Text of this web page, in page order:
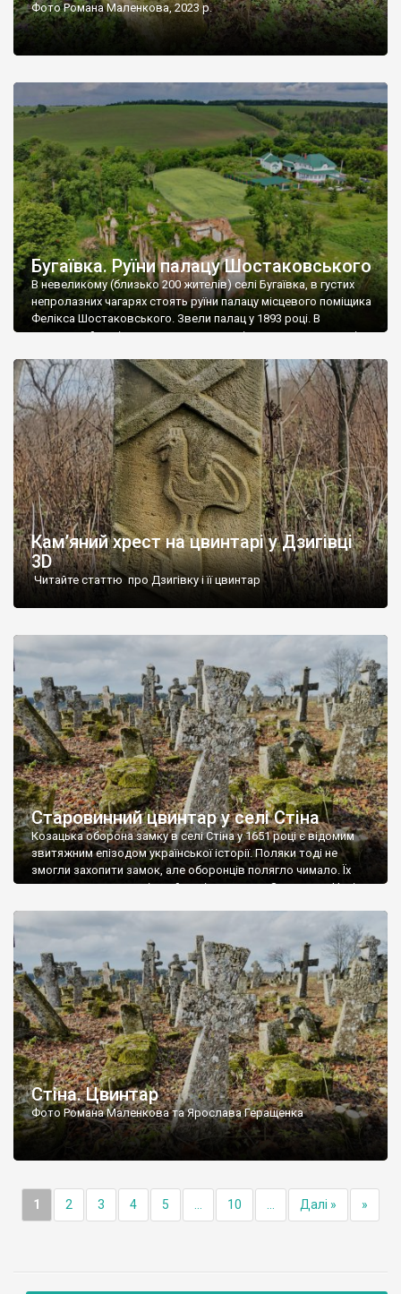
Фото Романа Маленкова, 2023 р.
Бугаївка. Руїни палацу Шостаковського
В невеликому (близько 200 жителів) селі Бугаївка, в густих
непролазних чагарях стоять руїни палацу місцевого поміщика
Фелікса Шостаковського. Звели палац у 1893 році. В
радянський період у ньому спочатку містилася школа, потім
століття тут розмістили туберкульозну лікарню. Коли із
палацу виїхала лікарня – ми точно не […]
Кам’яний хрест на цвинтарі у Дзигівці
3D
Читайте статтю про Дзигівку і її цвинтар
Старовинний цвинтар у селі Стіна
Козацька оборона замку в селі Стіна у 1651 році є відомим
звитяжним епізодом української історії. Поляки тоді не
змогли захопити замок, але оборонців полягло чимало. Їх
поховали на цвинтарі, який тоді називався Замковим. Нині на
ньому чимало хрестів 19 століття, є такі, де епітафії стер […]
Стіна. Цвинтар
Фото Романа Маленкова та Ярослава Геращенка
1 2 3 4 5 10 Далі » »